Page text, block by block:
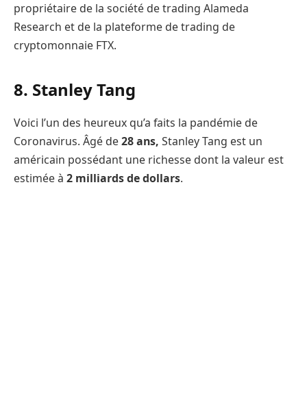
propriétaire de la société de trading Alameda
Research et de la plateforme de trading de
cryptomonnaie FTX.
8. Stanley Tang
Voici l’un des heureux qu’a faits la pandémie de
Coronavirus. Âgé de28 ans, Stanley Tang est un
américain possédant une richesse dont la valeur est
estimée à 2 milliards de dollars.